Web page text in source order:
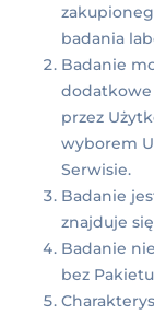
badania
Badanie
przez
wyborem
Serwisie.
Badanie
znajduje
Badanie
bez